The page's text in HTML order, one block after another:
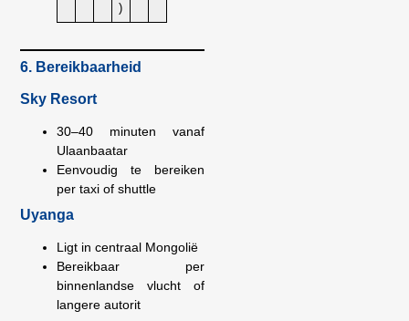
)
6. Bereikbaarheid
Sky Resort
30–40 minuten vanaf
Ulaanbaatar
Eenvoudig te bereiken
per taxi of shuttle
Uyanga
Ligt in centraal Mongolië
Bereikbaar per
binnenlandse vlucht of
langere autorit